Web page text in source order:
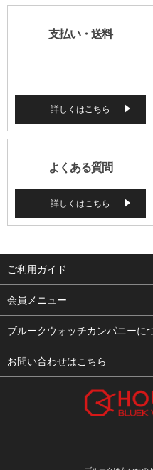
支払い・送料
詳しくはこちら
よくある質問
詳しくはこちら
ご利用ガイド
よくある質問
支払い・送料
修理依頼
会員メニュー
ログイン
お気に入り
ブルークウォッチカンパニーに
会社概要
お問い合わせはこちら